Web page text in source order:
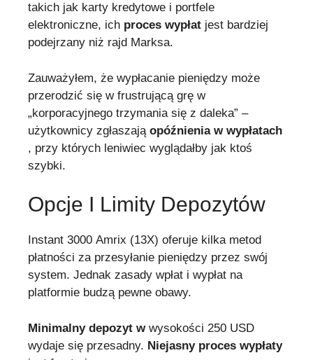
takich jak karty kredytowe i portfele
elektroniczne, ich proces wypłat jest bardziej
podejrzany niż rajd Marksa.
Zauważyłem, że wypłacanie pieniędzy może
przerodzić się w frustrującą grę w
„korporacyjnego trzymania się z daleka” –
użytkownicy zgłaszają opóźnienia w wypłatach
, przy których leniwiec wyglądałby jak ktoś
szybki.
Opcje I Limity Depozytów
Instant 3000 Amrix (13X) oferuje kilka metod
płatności za przesyłanie pieniędzy przez swój
system. Jednak zasady wpłat i wypłat na
platformie budzą pewne obawy.
Minimalny depozyt wwysokości 250 USD
wydaje się przesadny. Niejasny proces wypłaty